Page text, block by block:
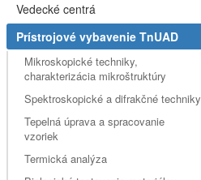
Vedecké centrá
Prístrojové vybavenie TnUAD
Mikroskopické techniky,
charakterizácia mikroštruktúry
Spektroskopické a difrakčné techniky
Tepelná úprava a spracovanie
vzoriek
Termická analýza